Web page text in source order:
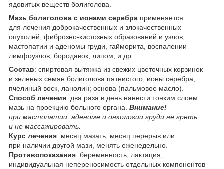
ядовитых веществ болиголова.
Мазь болиголова с ионами серебра применяется
для лечения доброкачественных и злокачественных
опухолей, фиброзно-кистозных образований и узлов,
мастопатии и аденомы груди, гайморита, воспалении
лимфоузлов, бородавок, липом, и др.
Состав: спиртовая вытяжка из свежих цветочных корзинок
и зеленых семян болиголова пятнистого, ионы серебра,
пчелиный воск, ланолин; основа (пальмовое масло).
Способ лечения: два раза в день нанести тонким слоем
мазь на проекцию больного органа. Внимание!
при мастопатии, аденоме и онкологии груди не греть
и не массажировать.
Курс лечения: месяц мазать, месяц перерыв или
при наличии другой мази, менять еженедельно.
Противопоказания: беременность, лактация,
индивидуальная непереносимость отдельных компонентов